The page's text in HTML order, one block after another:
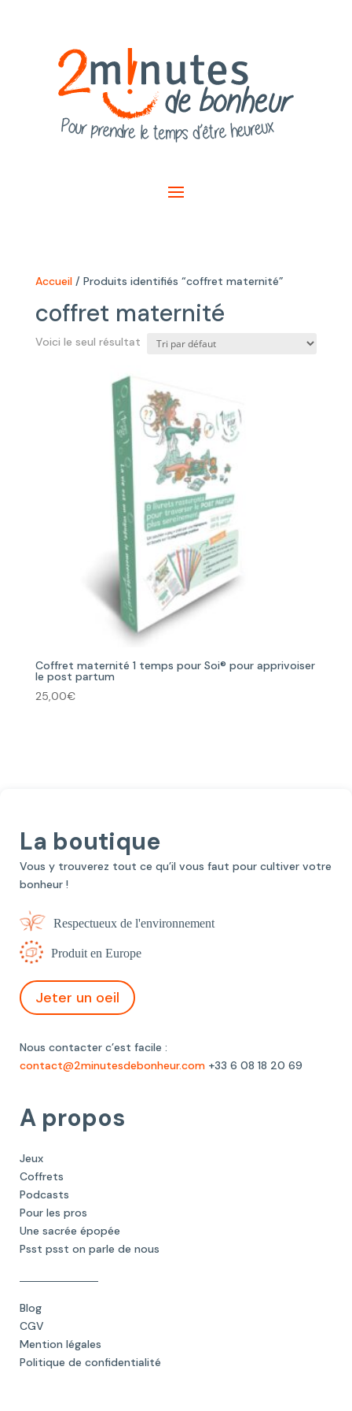
Accueil/ Produits identifiés “coffret maternité”
coffret maternité
Voici le seul résultat
Coffret maternité 1 temps pour Soi® pour apprivoiser
le post partum
25,00€
La boutique
Vous y trouverez tout ce qu’il vous faut pour cultiver votre
bonheur !
Respectueux de l'environnement
Produit en Europe
Jeter un oeil
Nous contacter c’est facile :
contact@2minutesdebonheur.com +33 6 08 18 20 69
A propos
Jeux
Coffrets
Podcasts
Pour les pros
Une sacrée épopée
Psst psst on parle de nous
Blog
CGV
Mention légales
Politique de confidentialité